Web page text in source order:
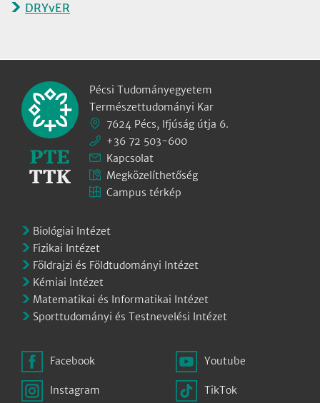
DRYvER
Pécsi Tudományegyetem
Természettudományi Kar
7624 Pécs, Ifjúság útja 6.
+36 72 503-600
Kapcsolat
Megközelíthetőség
Campus térkép
Biológiai Intézet
Fizikai Intézet
Földrajzi és Földtudományi Intézet
Kémiai Intézet
Matematikai és Informatikai Intézet
Sporttudományi és Testnevelési Intézet
Facebook
Instagram
Youtube
TikTok